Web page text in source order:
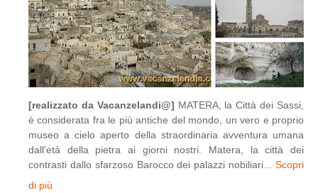
[realizzato da Vacanzelandi@] MATERA, la Città dei Sassi,
è considerata fra le più antiche del mondo, un vero e proprio
museo a cielo aperto della straordinaria avventura umana
dall'età della pietra ai giorni nostri. Matera, la città dei
contrasti dallo sfarzoso Barocco dei palazzi nobiliari... Scopri
di più